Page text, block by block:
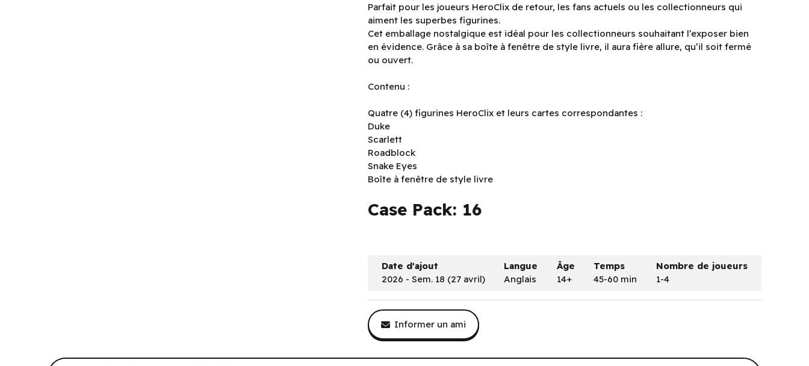
Parfait pour les joueurs HeroClix de retour, les fans actuels ou les collectionneurs qui
aiment les superbes figurines.
Cet emballage nostalgique est idéal pour les collectionneurs souhaitant l’exposer bien
en évidence. Grâce à sa boîte à fenêtre de style livre, il aura fière allure, qu’il soit fermé
ou ouvert.
Contenu :
Quatre (4) figurines HeroClix et leurs cartes correspondantes :
Duke
Scarlett
Roadblock
Snake Eyes
Boîte à fenêtre de style livre
Case Pack: 16
Date d'ajout
2026 - Sem. 18 (27 avril)
Langue
Anglais
Âge
14+
Temps
45-60 min
Nombre de joueurs
1-4
Informer un ami